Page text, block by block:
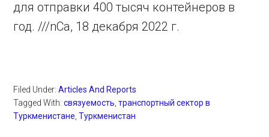
для отправки 400 тысяч контейнеров в
год. ///nCa, 18 декабря 2022 г.
Filed Under:Articles And Reports
Tagged With:связуемость ,транспортный сектор в
Туркменистане ,Туркменистан